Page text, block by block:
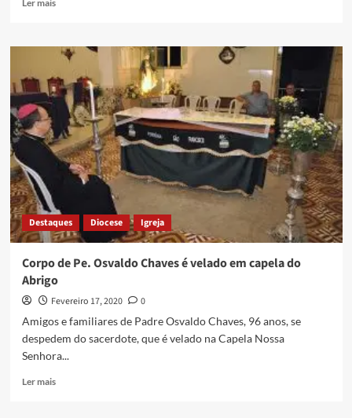
Ler mais
Destaques Diocese Igreja
Corpo de Pe. Osvaldo Chaves é velado em capela do
Abrigo
Fevereiro 17, 2020
0
Amigos e familiares de Padre Osvaldo Chaves, 96 anos, se
despedem do sacerdote, que é velado na Capela Nossa
Senhora...
Ler mais